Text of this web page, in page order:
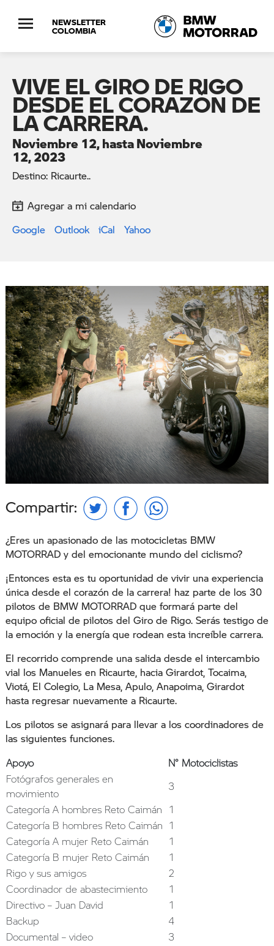
NEWSLETTER
COLOMBIA
VIVE EL GIRO DE RIGO
DESDE EL CORAZÓN DE
LA CARRERA.
Noviembre 12, hasta Noviembre
12, 2023
Destino: Ricaurte..
Agregar a mi calendario
Google
Outlook iCal Yahoo
¿Eres un apasionado de las motocicletas BMW
MOTORRAD y del emocionante mundo del ciclismo?
¡Entonces esta es tu oportunidad de vivir una experiencia
única desde el corazón de la carrera! haz parte de los 30
pilotos de BMW MOTORRAD que formará parte del
equipo oficial de pilotos del Giro de Rigo. Serás testigo de
la emoción y la energía que rodean esta increíble carrera.
El recorrido comprende una salida desde el intercambio
vial los Manueles en Ricaurte, hacia Girardot, Tocaima,
Viotá, El Colegio, La Mesa, Apulo, Anapoima, Girardot
hasta regresar nuevamente a Ricaurte.
Los pilotos se asignará para llevar a los coordinadores de
las siguientes funciones.
Apoyo
N° Motociclistas
Fotógrafos generales en
movimiento
3
Categoría A hombres Reto Caimán
1
Categoría B hombres Reto Caimán 1
Categoría A mujer Reto Caimán
1
Categoría B mujer Reto Caimán
1
Rigo y sus amigos
2
Coordinador de abastecimiento
1
Directivo – Juan David
1
Backup
4
Documental – video
3
Compartir: